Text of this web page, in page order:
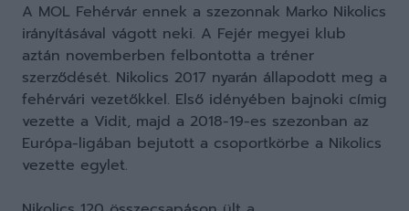
A MOL Fehérvár ennek a szezonnak Marko Nikolics
irányításával vágott neki. A Fejér megyei klub
aztán novemberben felbontotta a tréner
szerződését. Nikolics 2017 nyarán állapodott meg a
fehérvári vezetőkkel. Első idényében bajnoki címig
vezette a Vidit, majd a 2018-19-es szezonban az
Európa-ligában bejutott a csoportkörbe a Nikolics
vezette egylet.